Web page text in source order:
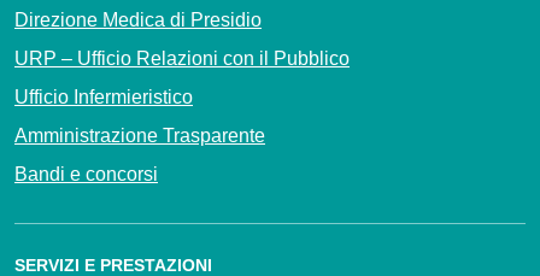
Direzione Medica di Presidio
URP – Ufficio Relazioni con il Pubblico
Ufficio Infermieristico
Amministrazione Trasparente
Bandi e concorsi
SERVIZI E PRESTAZIONI